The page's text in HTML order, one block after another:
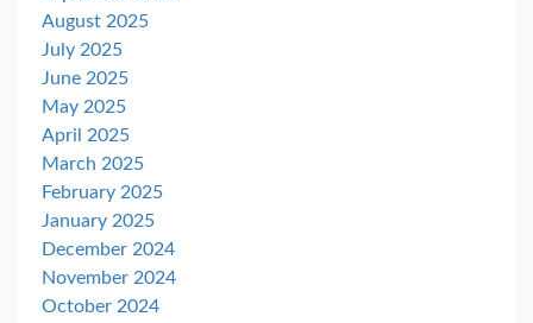
August 2025
July 2025
June 2025
May 2025
April 2025
March 2025
February 2025
January 2025
December 2024
November 2024
October 2024